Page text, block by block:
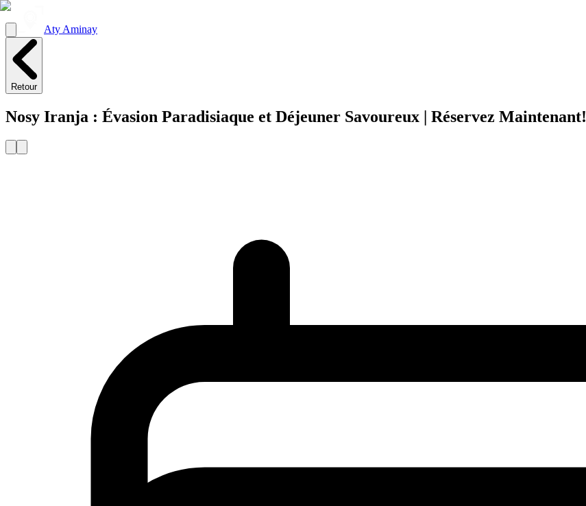
Aty Aminay
Retour
Nosy Iranja : Évasion Paradisiaque et Déjeuner Savoureux | Réservez Maintenant!